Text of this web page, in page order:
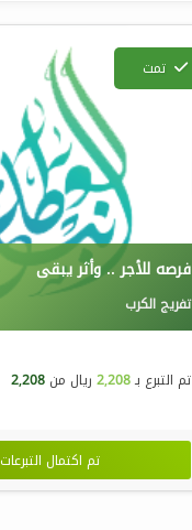
فرصه للأجر .. وأثر يبقى
تفريج الكرب
تمت
تم التبرع بـ2,208 ريال من2,208
تم اكتمال التبرعات